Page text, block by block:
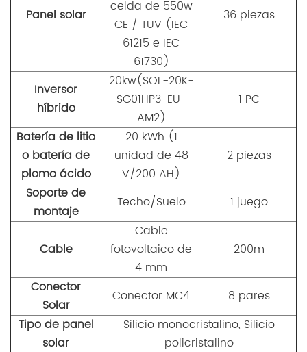
Panel solar
celda de 550w
CE / TUV (IEC
61215 e IEC
61730)
36 piezas
Inversor
híbrido
20kw(SOL-20K-
SG01HP3-EU-
AM2)
1 PC
Batería de litio
o batería de
plomo ácido
20 kWh (1
unidad de 48
V/200 AH)
2 piezas
Soporte de
montaje
Techo/Suelo 1 juego
Cable
Cable
fotovoltaico de
4 mm
200m
Conector
Solar
Conector MC4
8 pares
Tipo de panel
solar
Silicio monocristalino, Silicio
policristalino